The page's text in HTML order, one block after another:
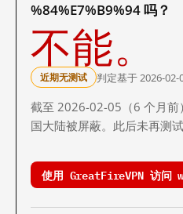
%84%E7%B9%94 吗？
不能。
近期无测试 判定基于 2026-02-
截至 2026-02-05（6 个月前
国大陆被屏蔽。此后未再测
使用 GreatFireVPN 访问